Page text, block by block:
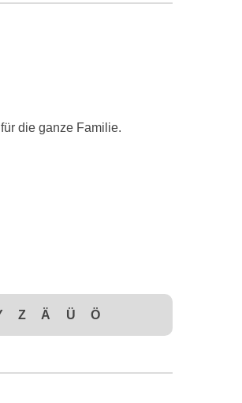
die ganze Familie.
Z Ä Ü Ö